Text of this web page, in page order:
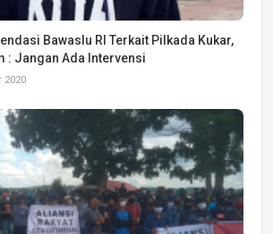
Bawaslu RI Terkait Pilkada Kukar,
: Jangan Ada Intervensi
2020